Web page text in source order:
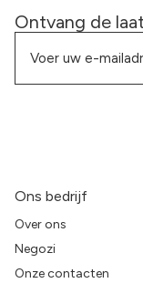
Ontvang de
Ons bedrijf
Over ons
Negozi
Onze contacten